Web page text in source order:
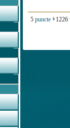
5 puncte 1226